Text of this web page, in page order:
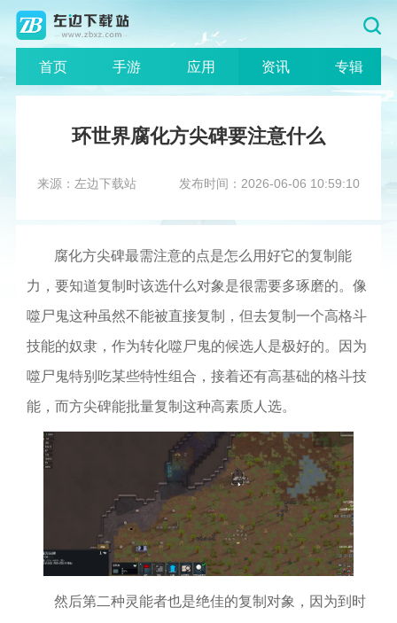
首页 手游 应用 资讯 专辑
环世界腐化方尖碑要注意什么
来源：左边下载站 发布时间：2026-06-06 10:59:10
腐化方尖碑最需注意的点是怎么用好它的复制能
力，要知道复制时该选什么对象是很需要多琢磨的。像
噬尸鬼这种虽然不能被直接复制，但去复制一个高格斗
技能的奴隶，作为转化噬尸鬼的候选人是极好的。因为
噬尸鬼特别吃某些特性组合，接着还有高基础的格斗技
能，而方尖碑能批量复制这种高素质人选。
然后第二种灵能者也是绝佳的复制对象，因为到时